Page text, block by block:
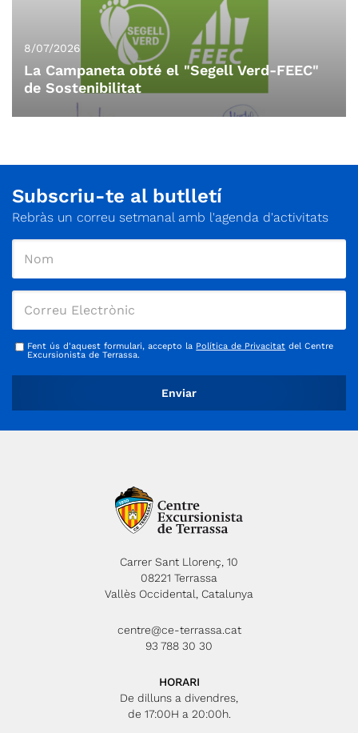
8/07/2026
La Campaneta obté el "Segell Verd-FEEC"
de Sostenibilitat
Subscriu-te al butlletí
Rebràs un correu setmanal amb l'agenda d'activitats
Fent ús d'aquest formulari, accepto la Política de Privacitat del Centre
Excursionista de Terrassa.
Carrer Sant Llorenç, 10
08221 Terrassa
Vallès Occidental, Catalunya
centre@ce-terrassa.cat
93 788 30 30
HORARI
De dilluns a divendres,
de 17:00H a 20:00h.